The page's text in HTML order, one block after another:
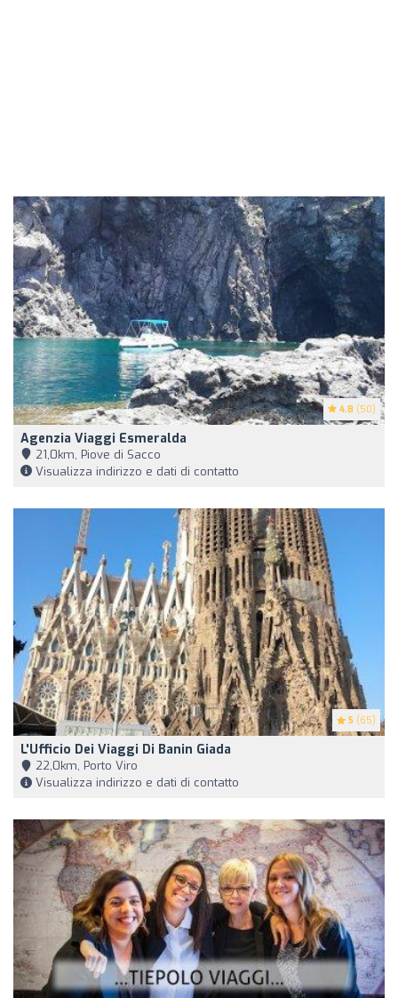
4.8 (50)
Agenzia Viaggi Esmeralda
21,0km, Piove di Sacco
Visualizza indirizzo e dati di contatto
5 (65)
L'Ufficio Dei Viaggi Di Banin Giada
22,0km, Porto Viro
Visualizza indirizzo e dati di contatto